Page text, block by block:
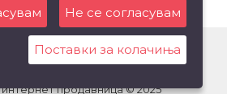
продавница © 2025
Не се согласувам
Поставки за колачиња